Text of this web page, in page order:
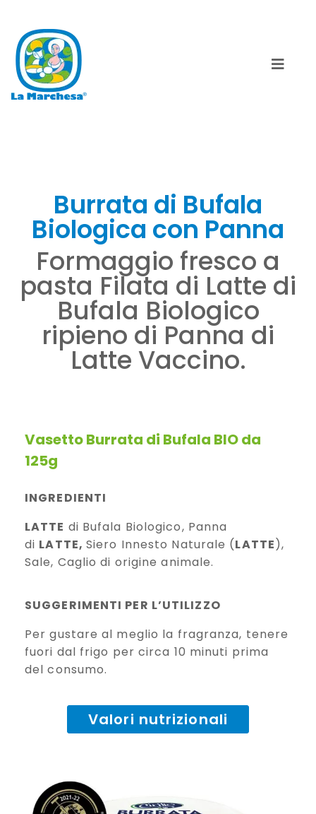
Burrata di Bufala
Biologica con Panna
Formaggio fresco a
pasta Filata di Latte di
Bufala Biologico
ripieno di Panna di
Latte Vaccino.
Vasetto Burrata di Bufala BIO da
125g
INGREDIENTI
LATTE di Bufala Biologico, Panna
di LATTE,Siero Innesto Naturale (LATTE),
Sale, Caglio di origine animale.
SUGGERIMENTI PER L’UTILIZZO
Per gustare al meglio la fragranza, tenere
fuori dal frigo per circa 10 minuti prima
del consumo.
Valori nutrizionali